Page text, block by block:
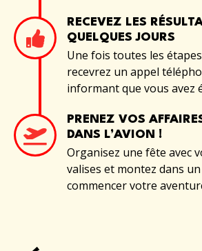
RECEVEZ LES
QUELQUES JOURS
Une fois toutes les
recevrez un appel
informant que vous avez
PRENEZ VOS
DANS L’AVION !
Organisez une fête avec
valises et montez dans
commencer votre